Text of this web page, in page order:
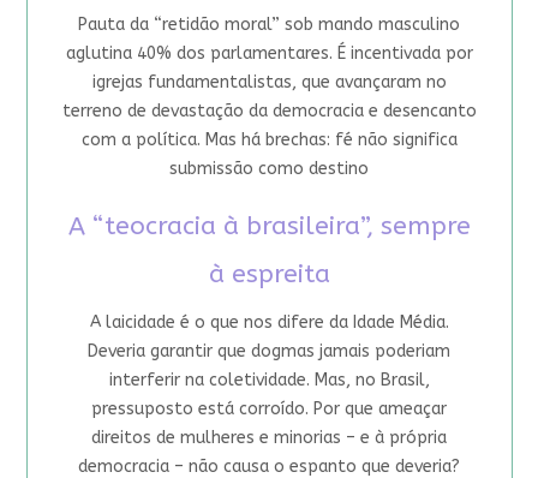
Pauta da “retidão moral” sob mando masculino
aglutina 40% dos parlamentares. É incentivada por
igrejas fundamentalistas, que avançaram no
terreno de devastação da democracia e desencanto
com a política. Mas há brechas: fé não significa
submissão como destino
A “teocracia à brasileira”, sempre
à espreita
A laicidade é o que nos difere da Idade Média.
Deveria garantir que dogmas jamais poderiam
interferir na coletividade. Mas, no Brasil,
pressuposto está corroído. Por que ameaçar
direitos de mulheres e minorias – e à própria
democracia – não causa o espanto que deveria?